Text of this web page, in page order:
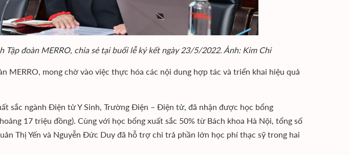
Tập đoàn MERRO, chia sẻ tại buổi lễ ký kết ngày 23/5/2022. Ảnh: Kim Chi
MERRO, mong chờ vào việc thực hóa các nội dung hợp tác và triển khai hiệu quả
sắc ngành Điện tử Y Sinh, Trường Điện – Điện tử, đã nhận được học bổng
17 triệu đồng). Cùng với học bổng xuất sắc 50% từ Bách khoa Hà Nội, tổng số
Thị Yến và Nguyễn Đức Duy đã hỗ trợ chi trả phần lớn học phí thạc sỹ trong hai